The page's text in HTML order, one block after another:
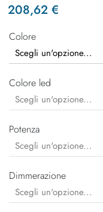
208,62 €
Colore
Colore led
Potenza
Dimmerazione